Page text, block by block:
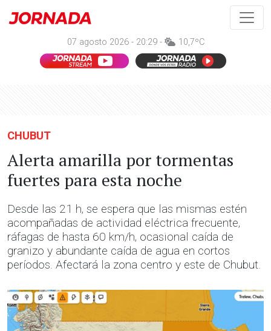
07 agosto 2026 - 20:29 - 10,7ºC
CHUBUT
Alerta amarilla por tormentas
fuertes para esta noche
Desde las 21 h, se espera que las mismas estén
acompañadas de actividad eléctrica frecuente,
ráfagas de hasta 60 km/h, ocasional caída de
granizo y abundante caída de agua en cortos
períodos. Afectará la zona centro y este de Chubut.